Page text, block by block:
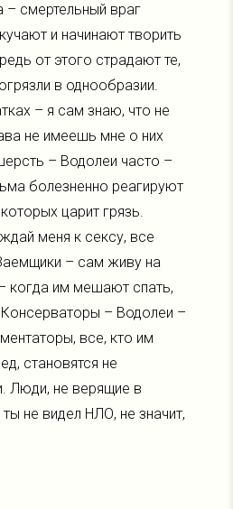
– смертельный враг
и начинают творить
от этого страдают те,
в однообразии.
– я сам знаю, что не
не имеешь мне о них
– Водолеи часто –
болезненно реагируют
царит грязь.
меня к сексу, все
– сам живу на
когда им мешают спать,
– Водолеи –
все, кто им
становятся не
Люди, не верящие в
не видел НЛО, не значит,